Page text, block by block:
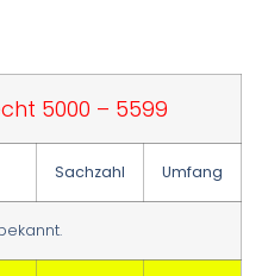
5000 – 5599
Sachzahl Umfang